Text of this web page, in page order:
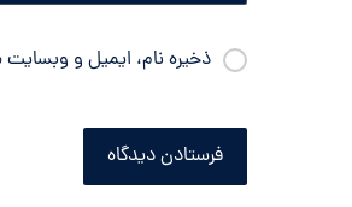
ذخیره نام، ایمیل و وبسایت